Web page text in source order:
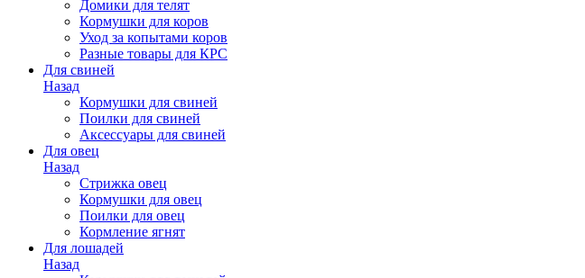
Домики для телят
Кормушки для коров
Уход за копытами коров
Разные товары для КРС
Для свиней
Назад
Кормушки для свиней
Поилки для свиней
Аксессуары для свиней
Для овец
Назад
Стрижка овец
Кормушки для овец
Поилки для овец
Кормление ягнят
Для лошадей
Назад